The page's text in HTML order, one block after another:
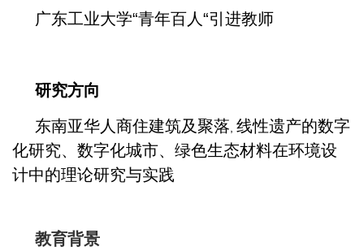
广东工业大学“青年百人“引进教师
研究方向
东南亚华人商住建筑及聚落, 线性遗产的数字
化研究、数字化城市、绿色生态材料在环境设
计中的理论研究与实践
教育背景